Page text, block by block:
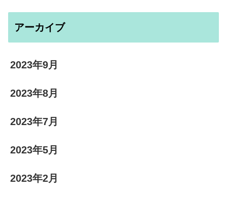
アーカイブ
2023年9月
2023年8月
2023年7月
2023年5月
2023年2月